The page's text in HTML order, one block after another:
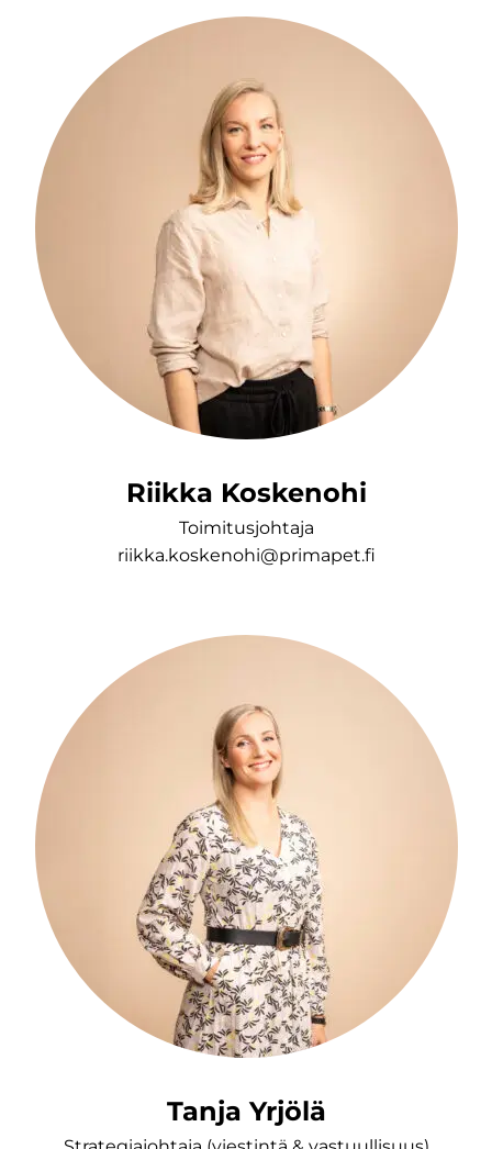
Riikka Koskenohi
Toimitusjohtaja
riikka.koskenohi@primapet.fi
Tanja Yrjölä